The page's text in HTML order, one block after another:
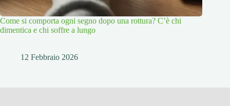
Come si comporta ogni segno dopo una rottura? C’è chi
dimentica e chi soffre a lungo
12 Febbraio 2026